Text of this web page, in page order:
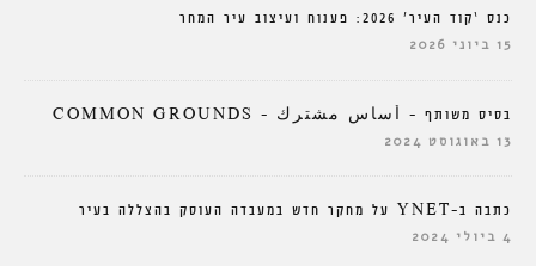
כנס ‘קוד העיר’ 2026: פענוח ועיצוב עיר המחר
15 ביוני 2026
בסיס משותף – أساس مشترك – COMMON GROUNDS
13 באוגוסט 2024
כתבה ב-YNET על מחקר חדש במעבדה העוסק בהצללה בעיר
4 ביולי 2024